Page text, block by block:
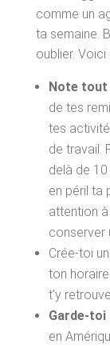
EMPLOIS
FAIRE UN
PROJET(S)
Stratégie
comme un
ta semaine.
oublier.
Note tout
de tes
tes
de travail.
delà de
en péril ta
attention
conserver
Crée-toi
ton
t’y
Garde-toi
en